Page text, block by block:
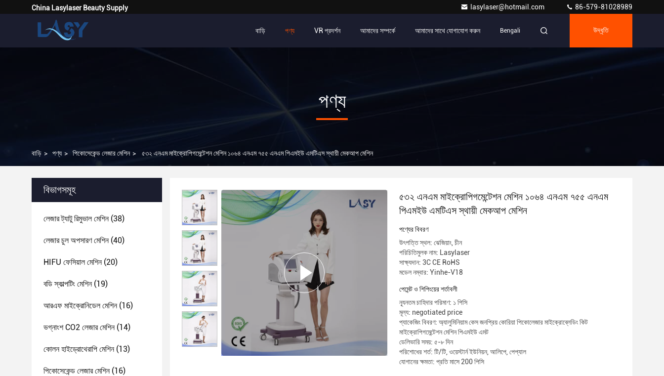
China Lasylaser Beauty Supply lasylaser@hotmail.com 86-579-81028989
বাড়ি পণ্য VR প্রদর্শন আমাদের সম্পর্কে আমাদের সাথে যোগাযোগ করুন Bengali উদ্ধৃতি
পণ্য
বাড়ি > পণ্য > পিকোসেকেন্ড লেজার মেশিন > ৫৩২ এনএম মাইক্রোপিগমেন্টেশন মেশিন ১০৬৪ এনএম ৭৫৫ এনএম পিএমইউ এমটিএস স্থায়ী মেকআপ মেশিন
বিভাগসমূহ
লেজার ট্যাটু রিমুভাল মেশিন(38)
লেজার চুল অপসারণ মেশিন(40)
HIFU ফেসিয়াল মেশিন(20)
বডি স্কাল্পটিং মেশিন(19)
আরএফ মাইক্রোনিডেল মেশিন(16)
ভগ্নাংশ CO2 লেজার মেশিন(14)
কোলন হাইড্রোথেরাপি মেশিন(13)
পিকোসেকেন্ড লেজার মেশিন(16)
৫৩২ এনএম মাইক্রোপিগমেন্টেশন মেশিন ১০৬৪ এনএম ৭৫৫ এনএম
পিএমইউ এমটিএস স্থায়ী মেকআপ মেশিন
পণ্যের বিবরণ
উৎপত্তি স্থল: ঝেজিয়াং, চীন
পরিচিতিমুলক নাম: Lasylaser
সাক্ষ্যদান: 3C CE RoHS
মডেল নম্বার: Yinhe-V18
পেমেন্ট ও শিপিংয়ের শর্তাবলী
ন্যূনতম চাহিদার পরিমাণ: ১ পিসি
মূল্য: negotiated price
প্যাকেজিং বিবরণ: অ্যালুমিনিয়াম কেস জনপ্রিয় কোরিয়া পিকোলেজার মাইক্রোব্লেডিং কিট
মাইক্রোপিগমেন্টেশন মেশিন পিএমইউ এমট
ডেলিভারি সময়: ৫-৮ দিন
পরিশোধের শর্ত: টি/টি, ওয়েস্টার্ন ইউনিয়ন, আলিপে, পেপ্যাল
যোগানের ক্ষমতা: প্রতি মাসে 200 পিসি